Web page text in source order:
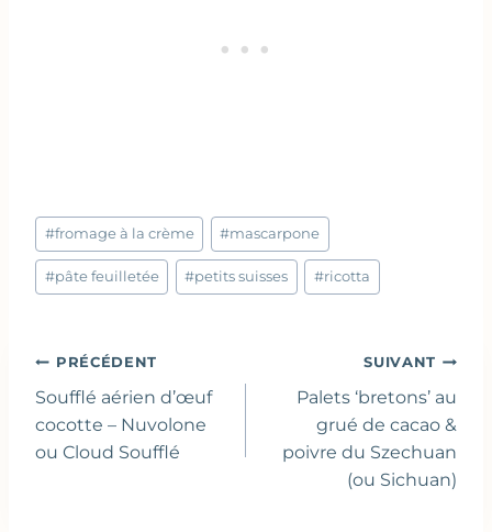
Étiquettes
de
la
#fromage à la crème #mascarpone
#pâte feuilletée #petits suisses #ricotta
Navigation
de
l’article
PRÉCÉDENT
Soufflé aérien d’œuf
cocotte – Nuvolone
ou Cloud Soufflé
SUIVANT
Palets ‘bretons’ au
grué de cacao &
poivre du Szechuan
(ou Sichuan)